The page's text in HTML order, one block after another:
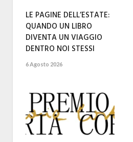
LE PAGINE DELL’ESTATE:
QUANDO UN LIBRO
DIVENTA UN VIAGGIO
DENTRO NOI STESSI
6 Agosto 2026